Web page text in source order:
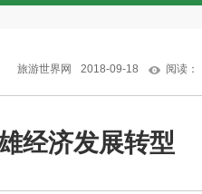
旅游世界网 2018-09-18 阅读：
经济发展转型